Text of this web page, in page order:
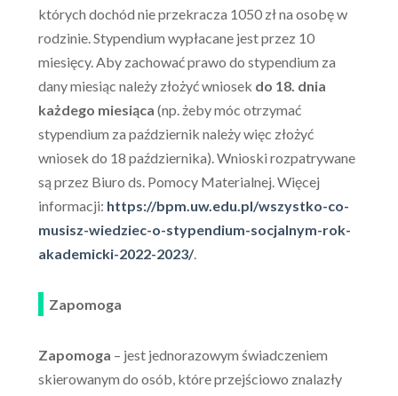
których dochód nie przekracza 1050 zł na osobę w
rodzinie. Stypendium wypłacane jest przez 10
miesięcy. Aby zachować prawo do stypendium za
dany miesiąc należy złożyć wniosek do 18. dnia
każdego miesiąca (np. żeby móc otrzymać
stypendium za październik należy więc złożyć
wniosek do 18 października). Wnioski rozpatrywane
są przez Biuro ds. Pomocy Materialnej. Więcej
informacji: https://bpm.uw.edu.pl/wszystko-co-
musisz-wiedziec-o-stypendium-socjalnym-rok-
akademicki-2022-2023/.
Zapomoga
Zapomoga – jest jednorazowym świadczeniem
skierowanym do osób, które przejściowo znalazły